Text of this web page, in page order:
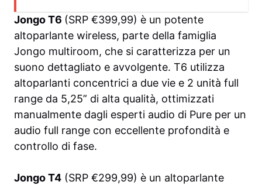
Jongo T6 (SRP €399,99) è un potente
altoparlante wireless, parte della famiglia
Jongo multiroom, che si caratterizza per un
suono dettagliato e avvolgente. T6 utilizza
altoparlanti concentrici a due vie e 2 unità full
range da 5,25” di alta qualità, ottimizzati
manualmente dagli esperti audio di Pure per un
audio full range con eccellente profondità e
controllo di fase.
Jongo T4 (SRP €299,99) è un altoparlante